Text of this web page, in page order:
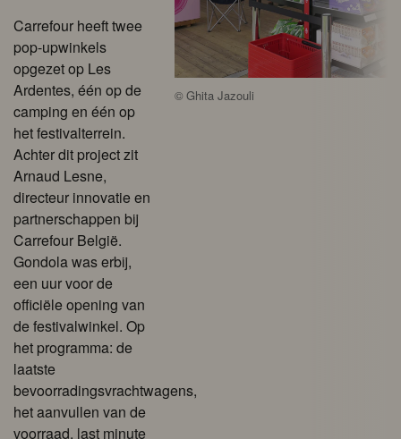
Carrefour heeft twee
pop-upwinkels
opgezet op Les
Ardentes, één op de
camping en één op
het festivalterrein.
Achter dit project zit
Arnaud Lesne,
directeur innovatie en
partnerschappen bij
Carrefour België.
Gondola was erbij,
een uur voor de
officiële opening van
de festivalwinkel. Op
het programma: de
laatste
bevoorradingsvrachtwagens,
het aanvullen van de
voorraad, last minute
©Ghita Jazouli